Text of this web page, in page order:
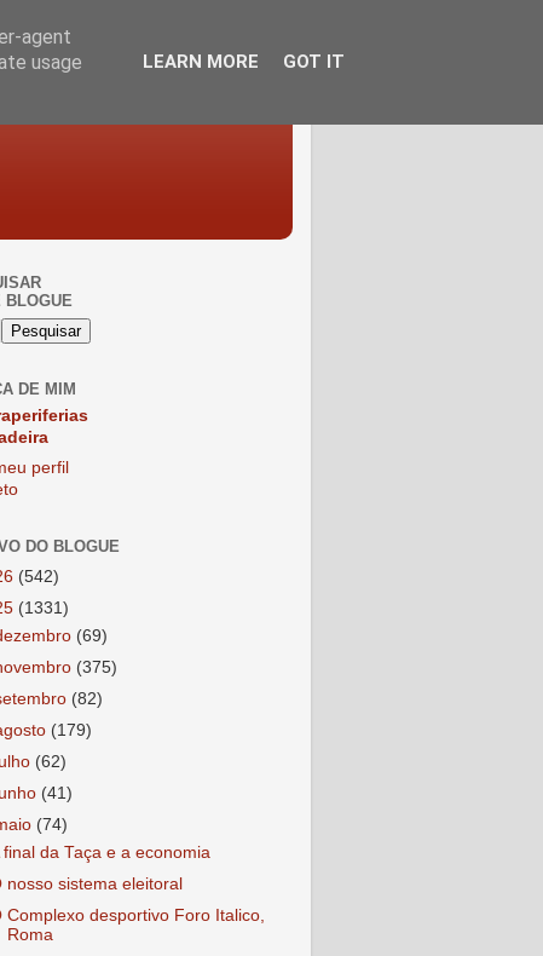
BLOGUE
DE MIM
perfil
DO BLOGUE
(542)
(1331)
(69)
(375)
(82)
(179)
(62)
(41)
(74)
final da Taça e a economia
nosso sistema eleitoral
Complexo desportivo Foro Italico,
Roma
agent
usage
LEARN MORE GOT IT